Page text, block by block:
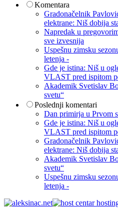
Komentara
Gradonačelnik
elektrane: Niš dobija
Napredak u
sve izvesnija
Uspešnu zimsku
letenja -
Gde je istina: Niš u
VLAST pred ispitom
Akademik Svetislav
svetu“
Poslednji komentari
Dan primirja u Prvom
Gde je istina: Niš u
VLAST pred ispitom
Gradonačelnik
elektrane: Niš dobija
Akademik Svetislav
svetu“
Uspešnu zimsku
letenja -